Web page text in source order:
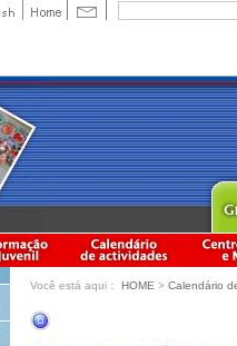
Você está aqui： HOME > Calendário